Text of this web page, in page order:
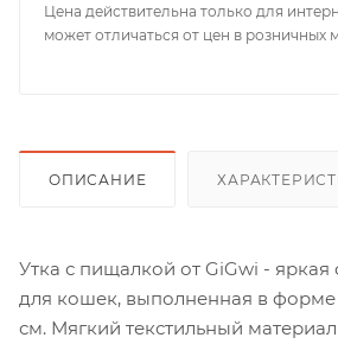
Цена действительна только для
может отличаться от цен в розничных
ОПИСАНИЕ
Утка с пищалкой от GiGwi -
для кошек, выполненная в форме
см. Мягкий текстильный